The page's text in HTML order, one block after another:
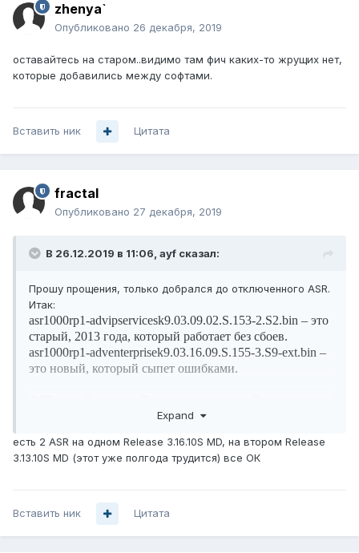
zhenya`
Опубликовано 26 декабря, 2019
оставайтесь на старом..видимо там фич каких-то жрущих нет,
которые добавились между софтами.
Вставить ник Цитата
fractal
Опубликовано 27 декабря, 2019
В 26.12.2019 в 11:06, ayf сказал:
Прошу прощения, только добрался до отключенного ASR.
Итак:
asr1000rp1-advipservicesk9.03.09.02.S.153-2.S2.bin – это
старый, 2013 года, который работает без сбоев.
asr1000rp1-adventerprisek9.03.16.09.S.155-3.S9-ext.bin –
это новый, который сыпет ошибками.
Expand
есть 2 ASR на одном Release 3.16.10S MD, на втором Release
3.13.10S MD (этот уже полгода трудится) все ОК
Вставить ник Цитата